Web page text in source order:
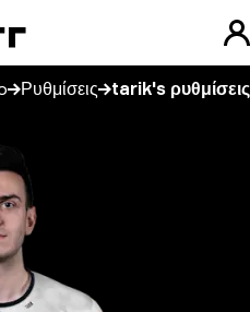
Ρυθμίσεις tarik's ρυθμίσεις